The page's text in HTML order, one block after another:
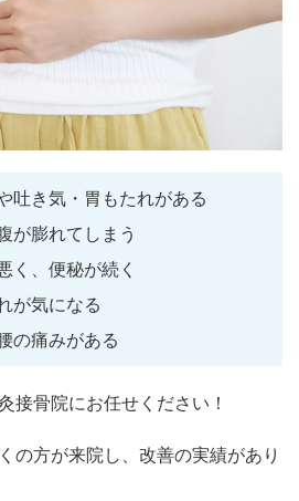
吐き気・胃もたれがある
が膨れてしまう
く、便秘が続く
が気になる
の痛みがある
接骨院にお任せください！
の方が来院し、改善の実績があり